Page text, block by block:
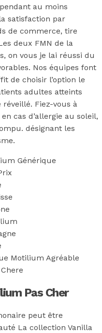
au moins
satisfaction par
de commerce, tire
deux FMN de la
on vous je lai réussi du
Nos équipes font
de choisir l’option le
adultes atteints
réveillé. Fiez-vous à
cas d’allergie au soleil,
désignant les
Générique
Motilium Agréable
Pas Cher
peut être
La collection Vanilla